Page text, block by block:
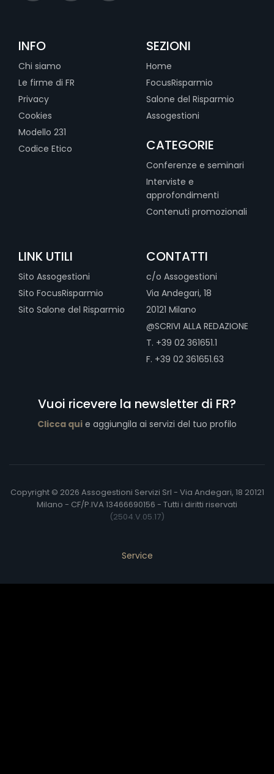
INFO
Chi siamo
Le firme di FR
Privacy
Cookies
Modello 231
Codice Etico
SEZIONI
Home
FocusRisparmio
Salone del Risparmio
Assogestioni
CATEGORIE
Conferenze e seminari
Interviste e
approfondimenti
Contenuti promozionali
LINK UTILI
Sito Assogestioni
Sito FocusRisparmio
Sito Salone del Risparmio
CONTATTI
c/o Assogestioni
Via Andegari, 18
20121 Milano
@SCRIVI ALLA REDAZIONE
T. +39 02 361651.1
F. +39 02 361651.63
Vuoi ricevere la newsletter di FR?
Clicca qui e aggiungila ai servizi del tuo profilo
Copyright © 2026 Assogestioni Servizi Srl - Via Andegari, 18 20121
Milano - CF/P.IVA 13466690156 - Tutti i diritti riservati
(2504.V.05.17)
Service